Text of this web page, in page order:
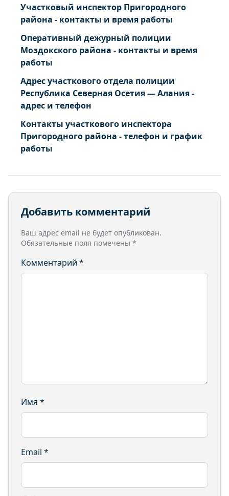
Участковый инспектор Пригородного
района - контакты и время работы
Оперативный дежурный полиции
Моздокского района - контакты и время
работы
Адрес участкового отдела полиции
Республика Северная Осетия — Алания -
адрес и телефон
Контакты участкового инспектора
Пригородного района - телефон и график
работы
Добавить комментарий
Ваш адрес email не будет опубликован.
Обязательные поля помечены *
Комментарий *
Имя *
Email *